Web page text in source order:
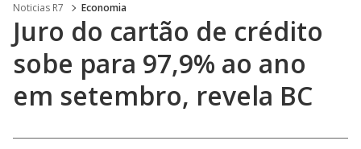
Noticias R7 Economia
Juro do cartão de crédito
sobe para 97,9% ao ano
em setembro, revela BC